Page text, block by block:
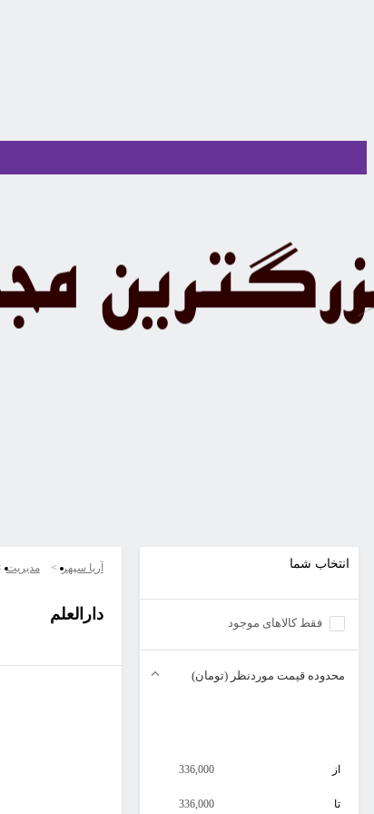
انتخاب شما
فقط کالاهای موجود
محدوده قیمت موردنظر (تومان)
از 336,000
تا 336,000
آریا سپهر مدیریت
دارالعلم